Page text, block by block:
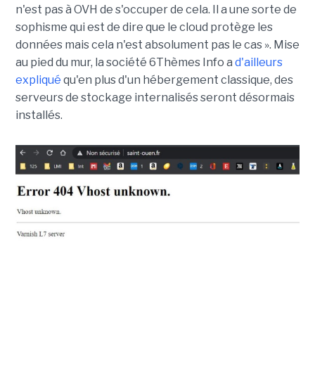
n'est pas à OVH de s'occuper de cela. Il a une sorte de
sophisme qui est de dire que le cloud protège les
données mais cela n'est absolument pas le cas ». Mise
au pied du mur, la société 6Thèmes Info a d'ailleurs
expliqué qu'en plus d'un hébergement classique, des
serveurs de stockage internalisés seront désormais
installés.